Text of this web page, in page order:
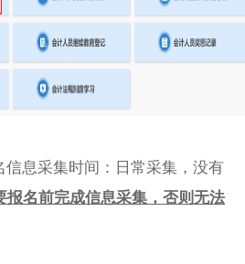
信息采集时间：日常采集，没有
报名前完成信息采集，否则无法